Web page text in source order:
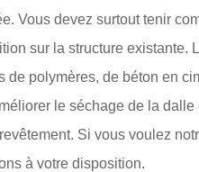
Vous devez surtout tenir
sur la structure existante.
de polymères, de béton en
le séchage de la
Si vous voulez
à votre disposition.